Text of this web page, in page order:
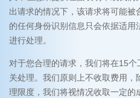
出请求的情况下，该请求将可能
的任何身份识别信息只会依据适
进行处理。
对于您合理的请求，我们将在15
关处理。我们原则上不收取费用
理限度，我们将视情况收取一定的